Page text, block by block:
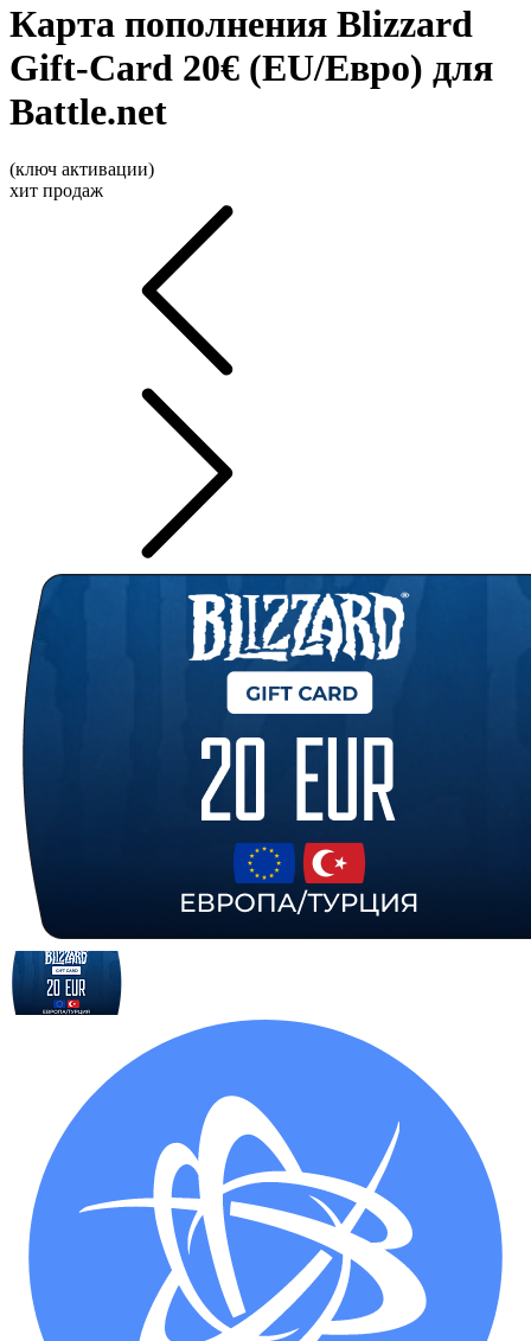
Карта пополнения Blizzard
Gift-Card 20€ (EU/Евро) для
Battle.net
(ключ активации)
хит продаж